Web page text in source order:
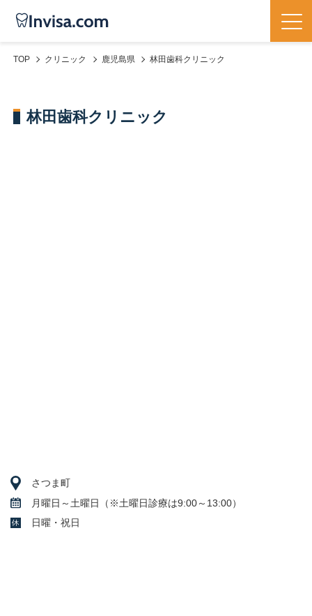
TOP クリニック 鹿児島県 林田歯科クリニック
林田歯科クリニック
さつま町
月曜日～土曜日（※土曜日診療は9:00～13:00）
日曜・祝日